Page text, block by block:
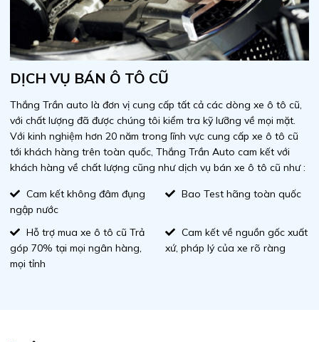
DỊCH VỤ BÁN Ô TÔ CŨ
Thắng Trần auto là đơn vị cung cấp tất cả các dòng xe ô tô cũ,
với chất lượng đã được chúng tôi kiểm tra kỹ lưỡng về mọi mặt.
Với kinh nghiệm hơn 20 năm trong lĩnh vực cung cấp xe ô tô cũ
tới khách hàng trên toàn quốc, Thắng Trần Auto cam kết với
khách hàng về chất lượng cũng như dịch vụ bán xe ô tô cũ như :
Cam kết không đâm đụng
ngập nước
Bao Test hãng toàn quốc
Hỗ trợ mua xe ô tô cũ Trả
góp 70% tại mọi ngân hàng,
mọi tỉnh
Cam kết về nguồn gốc xuất
xứ, pháp lý của xe rõ ràng